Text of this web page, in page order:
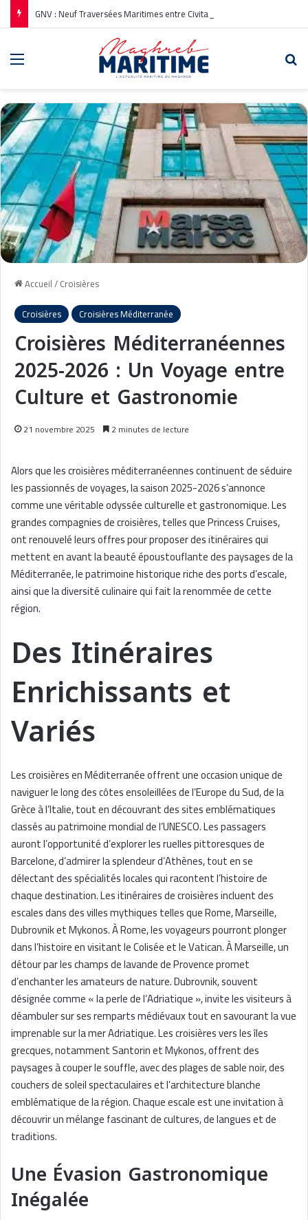
Accueil/Croisières
Croisières
Croisières Méditerranée
Croisières Méditerranéennes
2025-2026 : Un Voyage entre
Culture et Gastronomie
21 novembre 2025 2 minutes de lecture
Alors que les croisières méditerranéennes continuent de séduire
les passionnés de voyages, la saison 2025-2026 s’annonce
comme une véritable odyssée culturelle et gastronomique. Les
grandes compagnies de croisières, telles que Princess Cruises,
ont renouvelé leurs offres pour proposer des itinéraires qui
mettent en avant la beauté époustouflante des paysages de la
Méditerranée, le patrimoine historique riche des ports d’escale,
ainsi que la diversité culinaire qui fait la renommée de cette
région.
Des Itinéraires
Enrichissants et
Variés
Les croisières en Méditerranée offrent une occasion unique de
naviguer le long des côtes ensoleillées de l’Europe du Sud, de la
Grèce à l’Italie, tout en découvrant des sites emblématiques
classés au patrimoine mondial de l’UNESCO. Les passagers
auront l’opportunité d’explorer les ruelles pittoresques de
Barcelone, d’admirer la splendeur d’Athènes, tout en se
délectant des spécialités locales qui racontent l’histoire de
chaque destination. Les itinéraires de croisières incluent des
escales dans des villes mythiques telles que Rome, Marseille,
Dubrovnik et Mykonos. À Rome, les voyageurs pourront plonger
dans l’histoire en visitant le Colisée et le Vatican. À Marseille, un
détour par les champs de lavande de Provence promet
d’enchanter les amateurs de nature. Dubrovnik, souvent
désignée comme « la perle de l’Adriatique », invite les visiteurs à
déambuler sur ses remparts médiévaux tout en savourant la vue
imprenable sur la mer Adriatique. Les croisières vers les îles
grecques, notamment Santorin et Mykonos, offrent des
paysages à couper le souffle, avec des plages de sable noir, des
couchers de soleil spectaculaires et l’architecture blanche
emblématique de la région. Chaque escale est une invitation à
découvrir un mélange fascinant de cultures, de langues et de
traditions.
Une Évasion Gastronomique
Inégalée